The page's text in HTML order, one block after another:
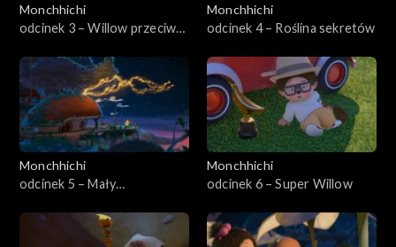
Monchhichi
odcinek 3 – Willow przeciw
Monchhichi
odcinek 4 – Roślina sekretów
Monchhichi
odcinek 5 – Mały
Monchhichi
odcinek 6 – Super Willow